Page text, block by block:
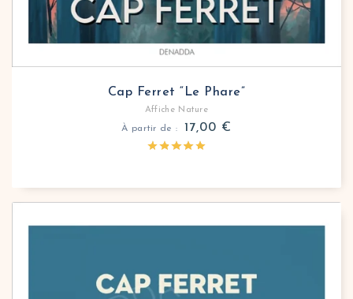
Cap Ferret “Le Phare”
Affiche Nature
À partir de : 17,00 €